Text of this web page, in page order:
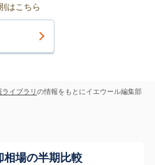
はこちら
イブラリの情報をもとにイエウール編集部
相場の半期比較